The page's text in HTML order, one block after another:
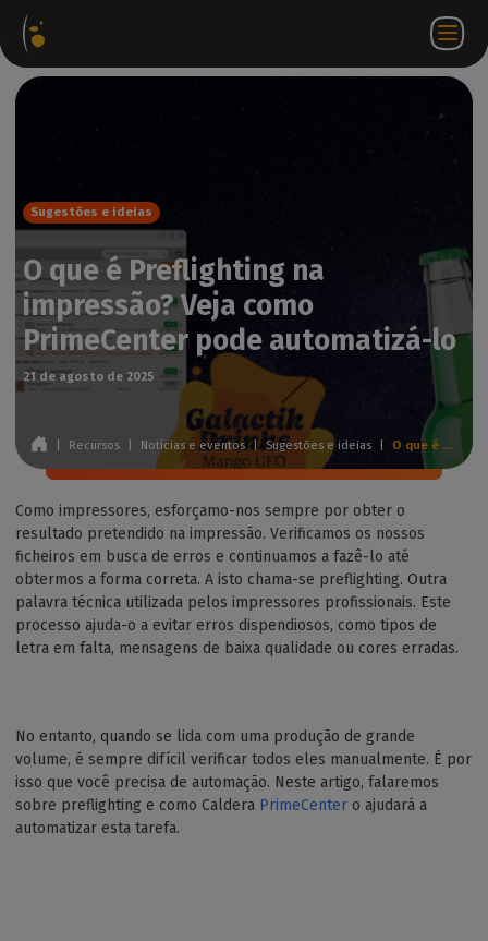
PT
Sugestões e ideias
O que é Preflighting na
impressão? Veja como
PrimeCenter pode automatizá-lo
21 de agosto de 2025
Recursos Notícias e eventos | Sugestões e ideias O que é Preflighting na impressão? Veja como PrimeCenter pode automatizá-lo
Como impressores, esforçamo-nos sempre por obter o
resultado pretendido na impressão. Verificamos os nossos
ficheiros em busca de erros e continuamos a fazê-lo até
obtermos a forma correta. A isto chama-se preflighting. Outra
palavra técnica utilizada pelos impressores profissionais. Este
processo ajuda-o a evitar erros dispendiosos, como tipos de
letra em falta, mensagens de baixa qualidade ou cores erradas.
No entanto, quando se lida com uma produção de grande
volume, é sempre difícil verificar todos eles manualmente. É por
isso que você precisa de automação. Neste artigo, falaremos
sobre preflighting e como Caldera PrimeCenter o ajudará a
automatizar esta tarefa.